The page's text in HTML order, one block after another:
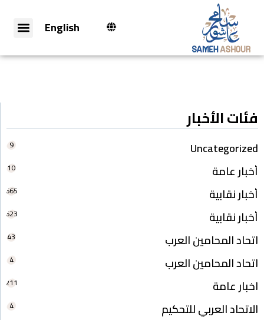
English
فئات الأخبار
Uncategorized
9
أخبار عامة 10
أخبار نقابية 665
أخبار نقابية 623
اتحاد المحامين العرب 43
اتحاد المحامين العرب 4
اخبار عامة 211
الاتحاد العربي للتحكيم 4